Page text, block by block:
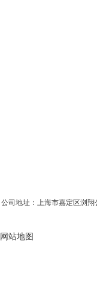
公司地址：上海市嘉定区
网站地图